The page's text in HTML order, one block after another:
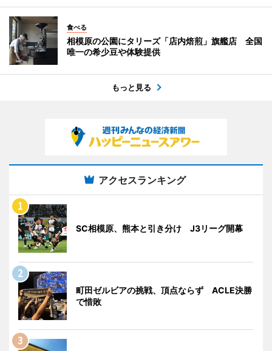
食べる
相模原の公園にタリーズ「店内焙煎」旗艦店 全国
唯一の希少豆や体験提供
もっと見る
アクセスランキング
SC相模原、熊本と引き分け J3リーグ開幕
町田ゼルビアの挑戦、頂点ならず ACLE決勝
で惜敗